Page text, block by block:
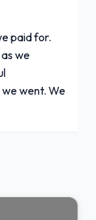
paid for.
we
we went. We